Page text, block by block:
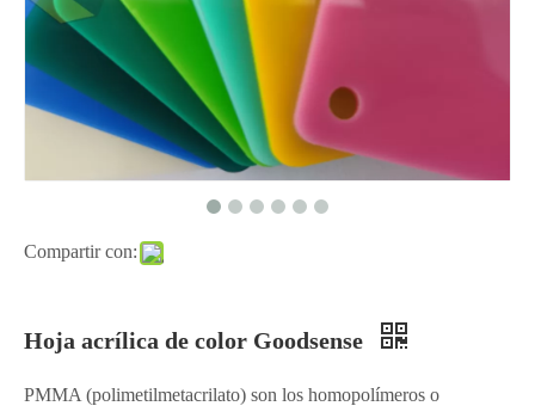
Compartir con:
Hoja acrílica de color Goodsense
PMMA (polimetilmetacrilato) son los homopolímeros o